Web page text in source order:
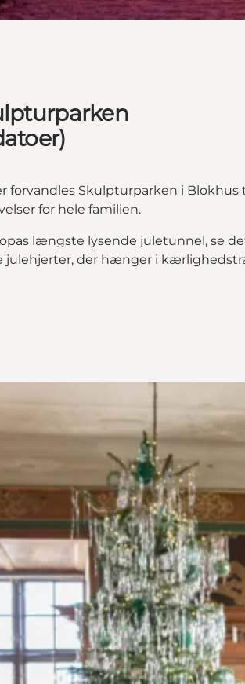
forvandles Skulpturparken i
for hele familien.
længste lysende juletunnel, se
julehjerter, der hænger i
Blokhus (flere datoer)"